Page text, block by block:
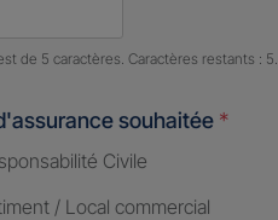
de caractères restants :
de 5 caractères. Caractères restants : 5.
souhaitée *
Civile
/ Local commercial